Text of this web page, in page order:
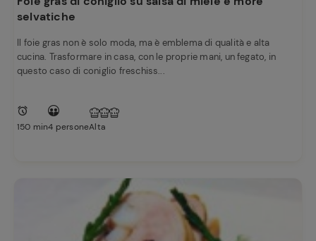
selvatiche
Il foie gras non è solo moda, ma è emblema di qualità e alta
cucina. Trasformare in casa, con le proprie mani, un fegato, in
questo caso di coniglio freschiss...
150 min4 personeAlta
preferite